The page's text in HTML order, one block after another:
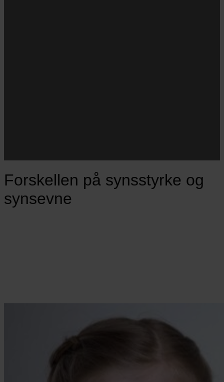
Forskellen på synsstyrke og
synsevne